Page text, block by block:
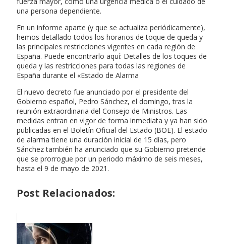
una persona dependiente.
En un informe aparte (y que se actualiza periódicamente),
hemos detallado todos los horarios de toque de queda y
las principales restricciones vigentes en cada región de
España. Puede encontrarlo aquí: Detalles de los toques de
queda y las restricciones para todas las regiones de
España durante el «Estado de Alarma
El nuevo decreto fue anunciado por el presidente del
Gobierno español, Pedro Sánchez, el domingo, tras la
reunión extraordinaria del Consejo de Ministros. Las
medidas entran en vigor de forma inmediata y ya han sido
publicadas en el Boletín Oficial del Estado (BOE). El estado
de alarma tiene una duración inicial de 15 días, pero
Sánchez también ha anunciado que su Gobierno pretende
que se prorrogue por un periodo máximo de seis meses,
hasta el 9 de mayo de 2021.
Post Relacionados: